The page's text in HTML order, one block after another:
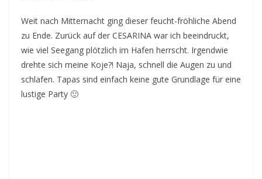
Weit nach Mitternacht ging dieser feucht-fröhliche Abend
zu Ende. Zurück auf der CESARINA war ich beeindruckt,
wie viel Seegang plötzlich im Hafen herrscht. Irgendwie
drehte sich meine Koje?! Naja, schnell die Augen zu und
schlafen. Tapas sind einfach keine gute Grundlage für eine
lustige Party 🙂